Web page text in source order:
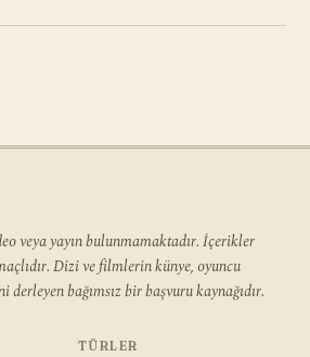
veya yayın bulunmamaktadır. İçerikler
Dizi ve filmlerin künye, oyuncu
bağımsız bir başvuru kaynağıdır.
TÜRLER